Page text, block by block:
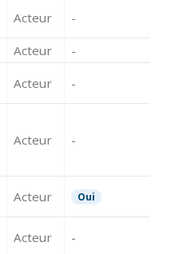
Acteur -
Acteur -
Acteur -
Acteur -
Acteur Oui
Acteur -